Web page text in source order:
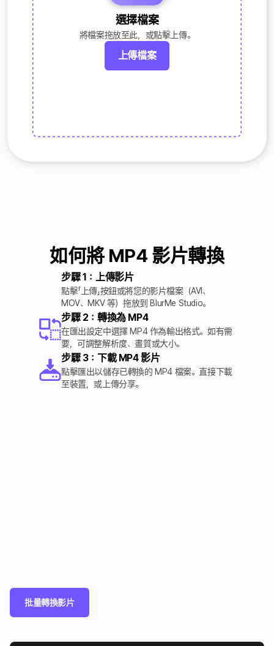
選擇檔案
將檔案拖放至此，或點擊上傳。
上傳檔案
如何將 MP4 影片轉換
步驟 1：上傳影片
點擊「上傳」按鈕或將您的影片檔案（AVI、
MOV、MKV 等）拖放到 BlurMe Studio。
步驟 2：轉換為 MP4
在匯出設定中選擇 MP4 作為輸出格式。如有需
要，可調整解析度、畫質或大小。
步驟 3：下載 MP4 影片
點擊匯出以儲存已轉換的 MP4 檔案。直接下載
至裝置，或上傳分享。
批量轉換影片